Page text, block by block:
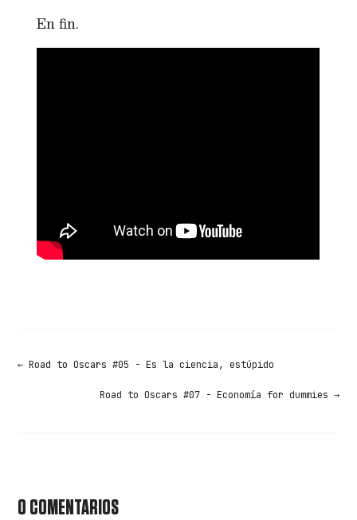
En fin.
←Road to Oscars #05 - Es la ciencia, estúpido
Road to Oscars #07 - Economía for dummies →
0 COMENTARIOS